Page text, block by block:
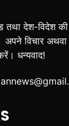
तथा देश-विदेश
विचार
धन्यवाद!